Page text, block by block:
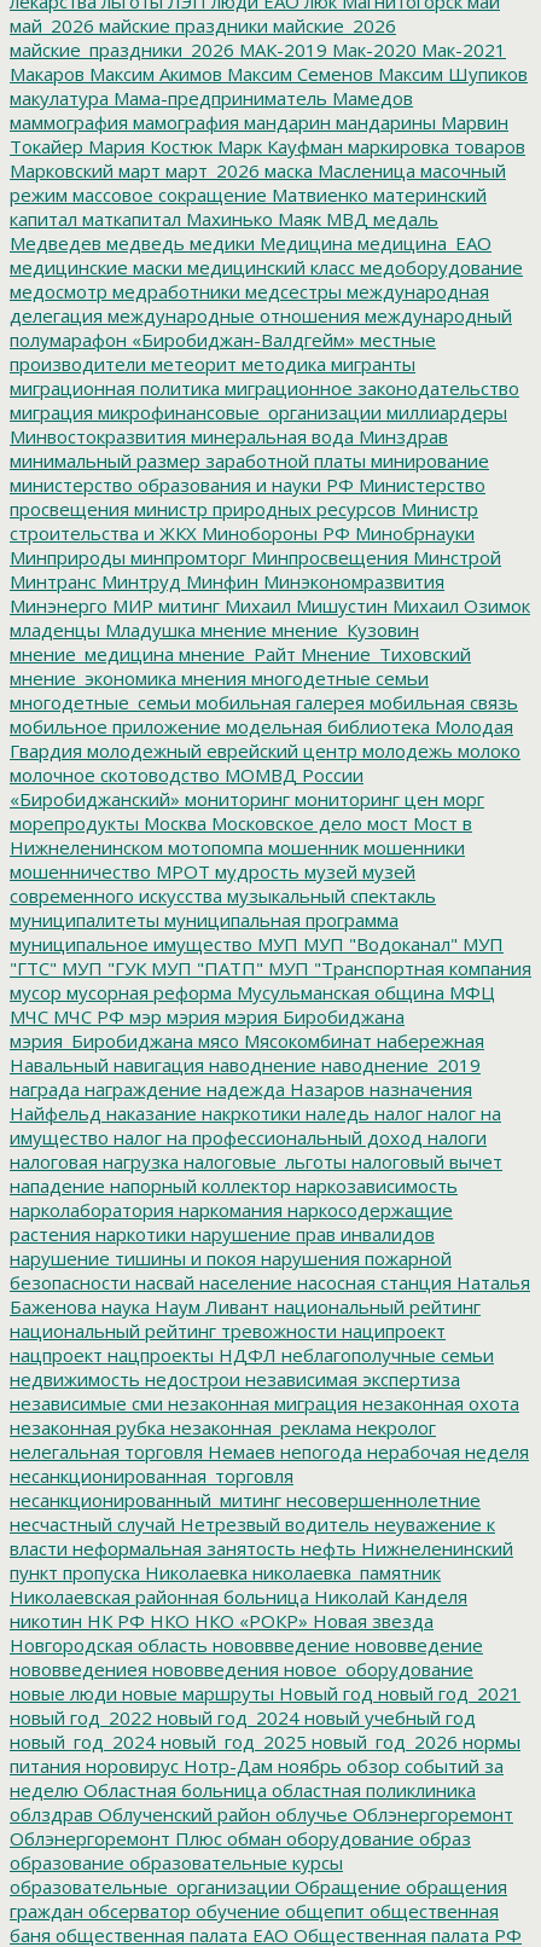
май_2026 майские праздники майские_2026
майские_праздники_2026 МАК-2019 Мак-2020 Мак-2021
Макаров Максим Акимов Максим Семенов Максим Шупиков
макулатура Мама-предприниматель Мамедов
маммография мамография мандарин мандарины Марвин
Токайер Мария Костюк Марк Кауфман маркировка товаров
Марковский март март_2026 маска Масленица масочный
режим массовое сокращение Матвиенко материнский
капитал маткапитал Махинько Маяк МВД медаль
Медведев медведь медики Медицина медицина_ЕАО
медицинские маски медицинский класс медоборудование
медосмотр медработники медсестры международная
делегация международные отношения международный
полумарафон «Биробиджан-Валдгейм» местные
производители метеорит методика мигранты
миграционная политика миграционное законодательство
миграция микрофинансовые_организации миллиардеры
Минвостокразвития минеральная вода Минздрав
минимальный размер заработной платы минирование
министерство образования и науки РФ Министерство
просвещения министр природных ресурсов Министр
строительства и ЖКХ Минобороны РФ Минобрнауки
Минприроды минпромторг Минпросвещения Минстрой
Минтранс Минтруд Минфин Минэкономразвития
Минэнерго МИР митинг Михаил Мишустин Михаил Озимок
младенцы Младушка мнение мнение_Кузовин
мнение_медицина мнение_Райт Мнение_Тиховский
мнение_экономика мнения многодетные семьи
многодетные_семьи мобильная галерея мобильная связь
мобильное приложение модельная библиотека Молодая
Гвардия молодежный еврейский центр молодежь молоко
молочное скотоводство МОМВД России
«Биробиджанский» мониторинг мониторинг цен морг
морепродукты Москва Московское дело мост Мост в
Нижнеленинском мотопомпа мошенник мошенники
мошенничество МРОТ мудрость музей музей
современного искусства музыкальный спектакль
муниципалитеты муниципальная программа
муниципальное имущество МУП МУП "Водоканал" МУП
"ГТС" МУП "ГУК МУП "ПАТП" МУП "Транспортная компания
мусор мусорная реформа Мусульманская община МФЦ
МЧС МЧС РФ мэр мэрия мэрия Биробиджана
мэрия_Биробиджана мясо Мясокомбинат набережная
Навальный навигация наводнение наводнение_2019
награда награждение надежда Назаров назначения
Найфельд наказание накркотики наледь налог налог на
имущество налог на профессиональный доход налоги
налоговая нагрузка налоговые_льготы налоговый вычет
нападение напорный коллектор наркозависимость
нарколаборатория наркомания наркосодержащие
растения наркотики нарушение прав инвалидов
нарушение тишины и покоя нарушения пожарной
безопасности насвай население насосная станция Наталья
Баженова наука Наум Ливант национальный рейтинг
национальный рейтинг тревожности наципроект
нацпроект нацпроекты НДФЛ неблагополучные семьи
недвижимость недострои независимая экспертиза
независимые сми незаконная миграция незаконная охота
незаконная рубка незаконная_реклама некролог
нелегальная торговля Немаев непогода нерабочая неделя
несанкционированная_торговля
несанкционированный_митинг несовершеннолетние
несчастный случай Нетрезвый водитель неуважение к
власти неформальная занятость нефть Нижнеленинский
пункт пропуска Николаевка николаевка_памятник
Николаевская районная больница Николай Канделя
никотин НК РФ НКО НКО «РОКР» Новая звезда
Новгородская область нововвведение нововведение
нововведениея нововведения новое_оборудование
новые люди новые маршруты Новый год новый год_2021
новый год_2022 новый год_2024 новый учебный год
новый_год_2024 новый_год_2025 новый_год_2026 нормы
питания норовирус Нотр-Дам ноябрь обзор событий за
неделю Областная больница областная поликлиника
облздрав Облученский район облучье Облэнергоремонт
Облэнергоремонт Плюс обман оборудование образ
образование образовательные курсы
образовательные_организации Обращение обращения
граждан обсерватор обучение общепит общественная
баня общественная палата ЕАО Общественная палата РФ